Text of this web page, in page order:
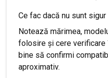
Ce fac dacă nu sunt
Notează mărimea,
folosire și cere verificare
bine să confirmi
aproximativ.